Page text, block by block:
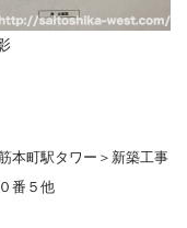
本町駅タワー＞新築工事
番５他